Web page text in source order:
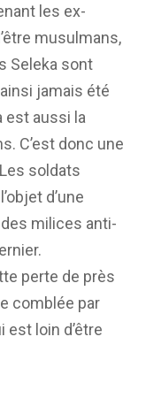
les ex-
musulmans,
Seleka sont
jamais été
est aussi la
C’est donc une
soldats
d’une
milices anti-
perte de près
comblée par
est loin d’être